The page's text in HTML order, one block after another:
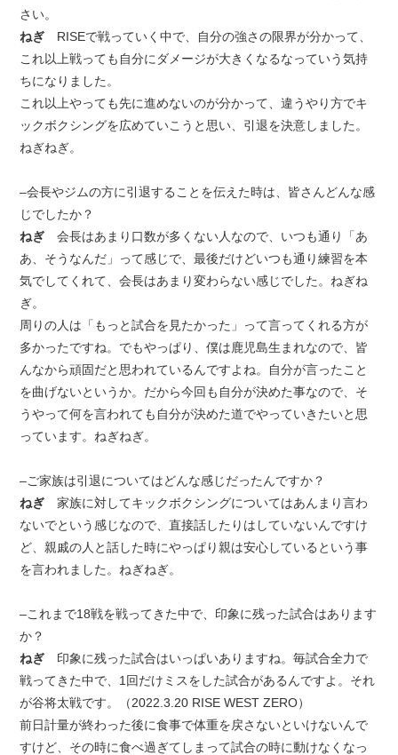
さい。
ねぎ RISEで戦っていく中で、自分の強さの限界が分かって、
これ以上戦っても自分にダメージが大きくなるなっていう気持
ちになりました。
これ以上やっても先に進めないのが分かって、違うやり方でキ
ックボクシングを広めていこうと思い、引退を決意しました。
ねぎねぎ。
–会長やジムの方に引退することを伝えた時は、皆さんどんな感
じでしたか？
ねぎ 会長はあまり口数が多くない人なので、いつも通り「あ
あ、そうなんだ」って感じで、最後だけどいつも通り練習を本
気でしてくれて、会長はあまり変わらない感じでした。ねぎね
ぎ。
周りの人は「もっと試合を見たかった」って言ってくれる方が
多かったですね。でもやっぱり、僕は鹿児島生まれなので、皆
んなから頑固だと思われているんですよね。自分が言ったこと
を曲げないというか。だから今回も自分が決めた事なので、そ
うやって何を言われても自分が決めた道でやっていきたいと思
っています。ねぎねぎ。
–ご家族は引退についてはどんな感じだったんですか？
ねぎ 家族に対してキックボクシングについてはあんまり言わ
ないでという感じなので、直接話したりはしていないんですけ
ど、親戚の人と話した時にやっぱり親は安心しているという事
を言われました。ねぎねぎ。
–これまで18戦を戦ってきた中で、印象に残った試合はあります
か？
ねぎ 印象に残った試合はいっぱいありますね。毎試合全力で
戦ってきた中で、1回だけミスをした試合があるんですよ。それ
が谷将太戦です。（2022.3.20 RISE WEST ZERO）
前日計量が終わった後に食事で体重を戻さないといけないんで
すけど、その時に食べ過ぎてしまって試合の時に動けなくなっ